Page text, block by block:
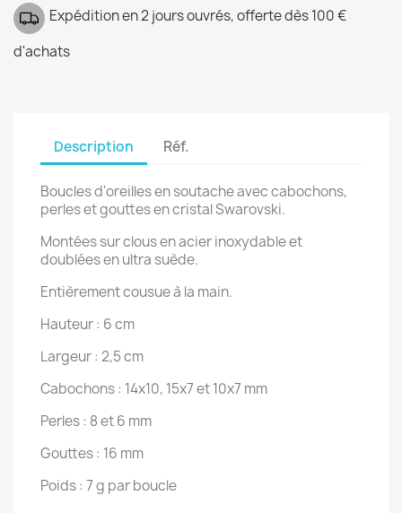
Expédition en 2 jours ouvrés, offerte dès 100 €
d'achats
Description Réf.
Boucles d'oreilles en soutache avec cabochons,
perles et gouttes en cristal Swarovski.
Montées sur clous en acier inoxydable et
doublées en ultra suède.
Entièrement cousue à la main.
Hauteur : 6 cm
Largeur : 2,5 cm
Cabochons : 14x10, 15x7 et 10x7 mm
Perles : 8 et 6 mm
Gouttes : 16 mm
Poids : 7 g par boucle